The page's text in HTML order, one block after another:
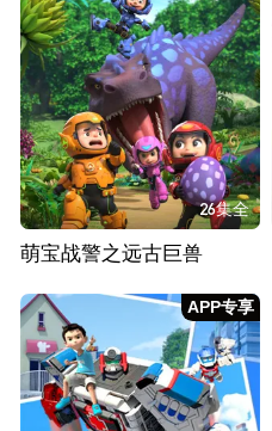
26集全
萌宝战警之远古巨兽
APP专享